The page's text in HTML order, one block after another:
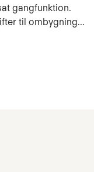
gangfunktion.
til ombygning...